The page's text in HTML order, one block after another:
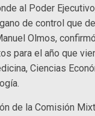
al Poder
de control que
Olmos,
para el año que
Ciencias
de la Comisión